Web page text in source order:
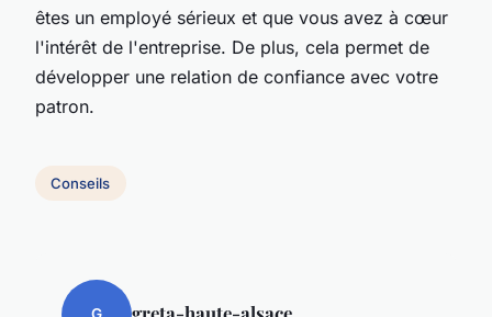
êtes un employé sérieux et que vous avez à cœur
l'intérêt de l'entreprise. De plus, cela permet de
développer une relation de confiance avec votre
patron.
Conseils
greta-haute-alsace